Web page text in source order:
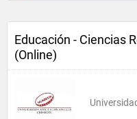
Educación - Ciencias
(Online)